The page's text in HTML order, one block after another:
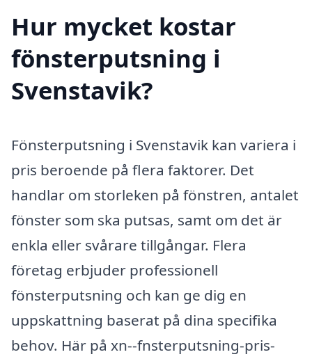
Hur mycket kostar
fönsterputsning i
Svenstavik?
Fönsterputsning i Svenstavik kan variera i
pris beroende på flera faktorer. Det
handlar om storleken på fönstren, antalet
fönster som ska putsas, samt om det är
enkla eller svårare tillgångar. Flera
företag erbjuder professionell
fönsterputsning och kan ge dig en
uppskattning baserat på dina specifika
behov. Här på xn--fnsterputsning-pris-